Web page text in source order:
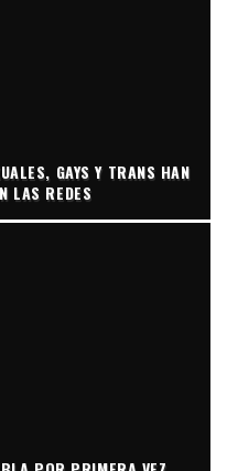
GAYS Y TRANS HAN
LAS REDES